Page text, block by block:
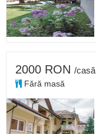
2000 RON /casă
Fără masă